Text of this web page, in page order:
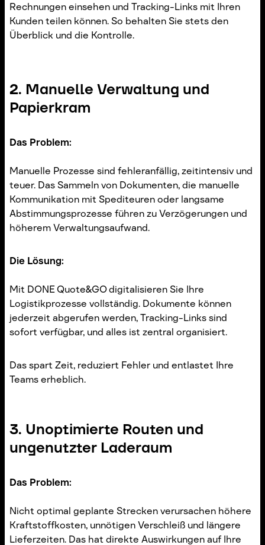
Rechnungen einsehen und Tracking-Links mit Ihren
Kunden teilen können. So behalten Sie stets den
Überblick und die Kontrolle.
2. Manuelle Verwaltung und
Papierkram
Das Problem:
Manuelle Prozesse sind fehleranfällig, zeitintensiv und
teuer. Das Sammeln von Dokumenten, die manuelle
Kommunikation mit Spediteuren oder langsame
Abstimmungsprozesse führen zu Verzögerungen und
höherem Verwaltungsaufwand.
Die Lösung:
Mit DONE Quote&GO digitalisieren Sie Ihre
Logistikprozesse vollständig. Dokumente können
jederzeit abgerufen werden, Tracking-Links sind
sofort verfügbar, und alles ist zentral organisiert.
Das spart Zeit, reduziert Fehler und entlastet Ihre
Teams erheblich.
3. Unoptimierte Routen und
ungenutzter Laderaum
Das Problem:
Nicht optimal geplante Strecken verursachen höhere
Kraftstoffkosten, unnötigen Verschleiß und längere
Lieferzeiten. Das hat direkte Auswirkungen auf Ihre